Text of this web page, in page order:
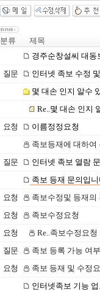
분류
제목
경주순창설씨 대동
질문 인터넷 족보 수정
몇 대손 인지 알수
Re..몇 대손 인지
요청 이름정정요청
족보등재에 대하여
질문 인터넷 족보 열람
족보 등재 문의입니
요청 족보수정및 등재의
요청 족보수정요청
요청 Re..족보수정요청
질문 족보 등록 가능 여부
요청 족보 등재 및 수정
인터넷족보 기능